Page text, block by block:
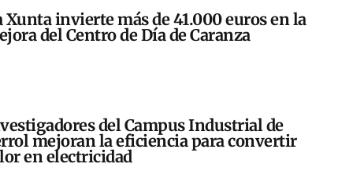
Xunta invierte más de 41.000 euros en la
del Centro de Día de Caranza
del Campus Industrial de
mejoran la eficiencia para convertir
en electricidad